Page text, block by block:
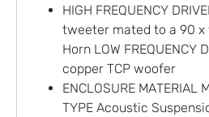
HIGH FREQUENCY
tweeter mated to a 90
Horn LOW FREQUENCY
copper TCP woofer
ENCLOSURE MATERIAL
TYPE Acoustic